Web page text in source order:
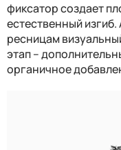
фиксатор создает
естественный
ресницам
этап –
органичное